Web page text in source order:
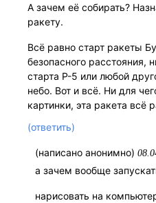
А зачем её собирать?
ракету.
Всё равно старт ракеты
безопасного расстояния,
старта Р-5 или любой
небо. Вот и всё. Ни для
картинки, эта ракета всё
(ответить)
(написано анонимно)
а зачем вообще
нарисовать на